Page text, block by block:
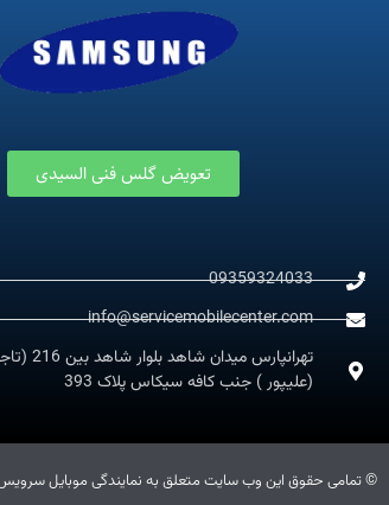
تعویض گلس فنی السیدی
09359324033
info@servicemobilecenter.com
(علیپور ) جنب کافه سیکاس پلاک 393
© تمامی حقوق این وب سایت متعلق به نمایندگی موبایل